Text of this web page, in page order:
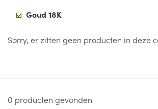
Goud 18K
Sorry, er zitten geen producten in deze
0 producten gevonden